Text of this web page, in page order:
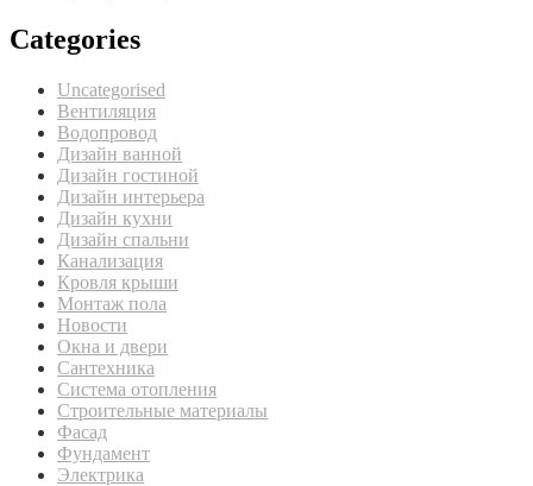
Categories
Uncategorised
Вентиляция
Водопровод
Дизайн ванной
Дизайн гостиной
Дизайн интерьера
Дизайн кухни
Дизайн спальни
Канализация
Кровля крыши
Монтаж пола
Новости
Окна и двери
Сантехника
Система отопления
Строительные материалы
Фасад
Фундамент
Электрика